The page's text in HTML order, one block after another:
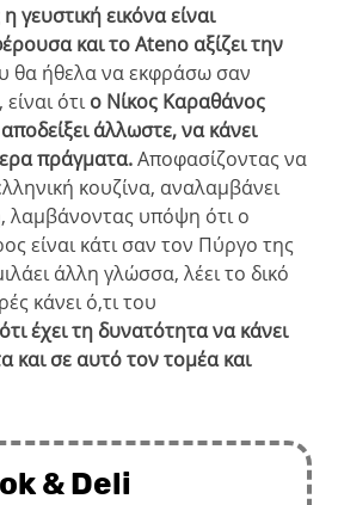
γευστική εικόνα είναι
και το Ateno αξίζει την
θα ήθελα να εκφράσω σαν
ότι ο Νίκος Καραθάνος
άλλωστε, να κάνει
πράγματα.Αποφασίζοντας να
κουζίνα, αναλαμβάνει
λαμβάνοντας υπόψη ότι ο
είναι κάτι σαν τον Πύργο της
άλλη γλώσσα, λέει το δικό
κάνει ό,τι του
έχει τη δυνατότητα να κάνει
και σε αυτό τον τομέα και
& Deli